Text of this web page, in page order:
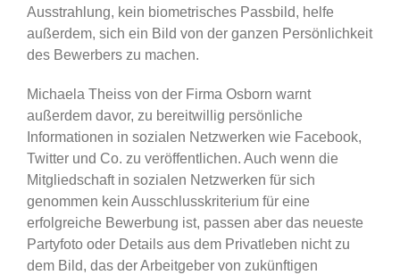
Ausstrahlung, kein biometrisches Passbild, helfe
außerdem, sich ein Bild von der ganzen Persönlichkeit
des Bewerbers zu machen.
Michaela Theiss von der Firma Osborn warnt
außerdem davor, zu bereitwillig persönliche
Informationen in sozialen Netzwerken wie Facebook,
Twitter und Co. zu veröffentlichen. Auch wenn die
Mitgliedschaft in sozialen Netzwerken für sich
genommen kein Ausschlusskriterium für eine
erfolgreiche Bewerbung ist, passen aber das neueste
Partyfoto oder Details aus dem Privatleben nicht zu
dem Bild, das der Arbeitgeber von zukünftigen